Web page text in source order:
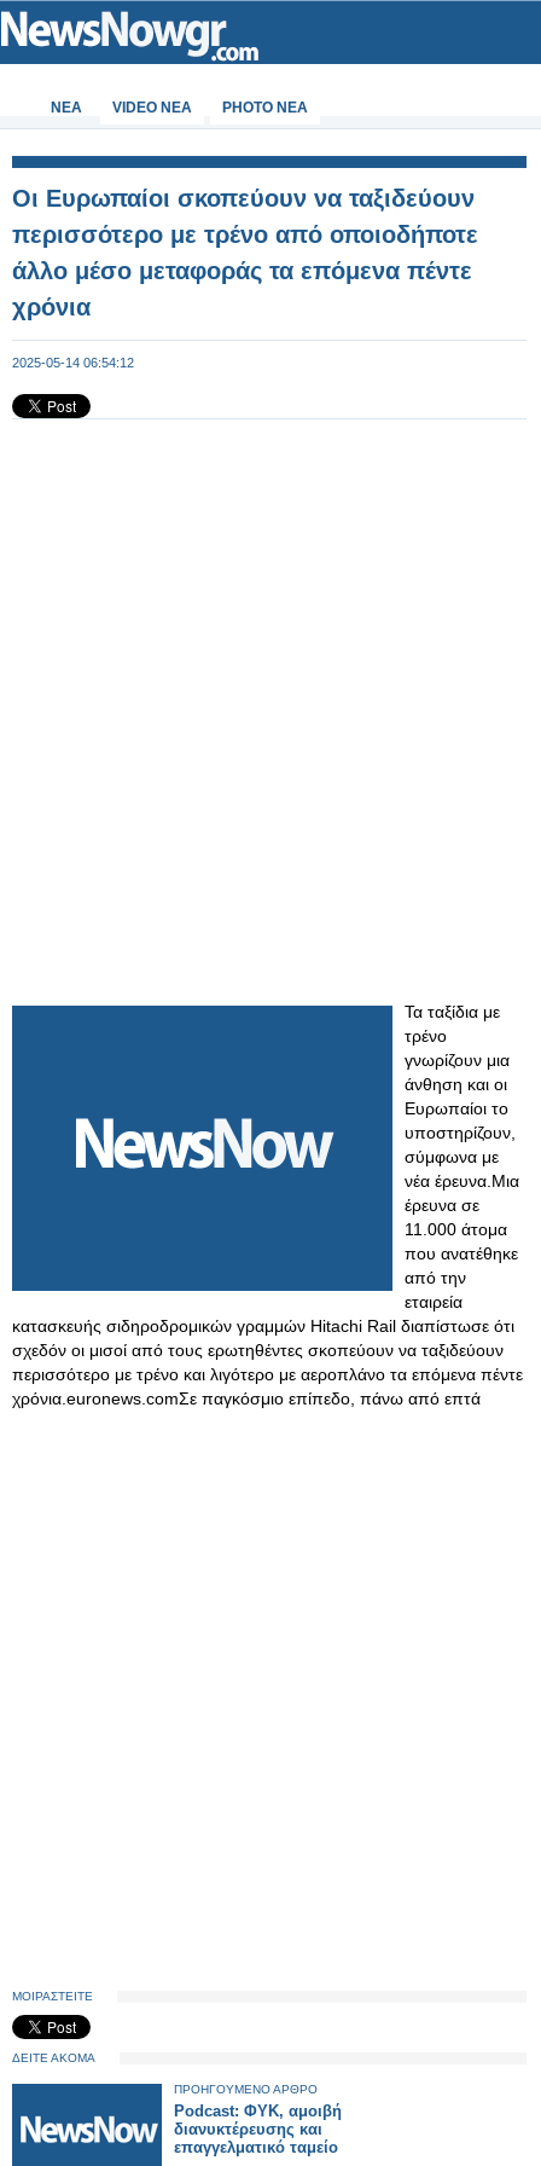
ΝΕΑ VIDEO NEA PHOTO NEA
Οι Ευρωπαίοι σκοπεύουν να ταξιδεύουν
περισσότερο με τρένο από οποιοδήποτε
άλλο μέσο μεταφοράς τα επόμενα πέντε
χρόνια
2025-05-14 06:54:12
Τα ταξίδια με
τρένο
γνωρίζουν μια
άνθηση και οι
Ευρωπαίοι το
υποστηρίζουν,
σύμφωνα με
νέα έρευνα.Μια
έρευνα σε
11.000 άτομα
που ανατέθηκε
από την
εταιρεία
κατασκευής σιδηροδρομικών γραμμών Hitachi Rail διαπίστωσε ότι
σχεδόν οι μισοί από τους ερωτηθέντες σκοπεύουν να ταξιδεύουν
περισσότερο με τρένο και λιγότερο με αεροπλάνο τα επόμενα πέντε
χρόνια.euronews.comΣε παγκόσμιο επίπεδο, πάνω από επτά
ΜΟΙΡΑΣΤΕΙΤΕ
ΔΕΙΤΕ ΑΚΟΜΑ
ΠΡΟΗΓΟΥΜΕΝΟ ΑΡΘΡΟ
Podcast: ΦΥΚ, αμοιβή
διανυκτέρευσης και
επαγγελματικό ταμείο